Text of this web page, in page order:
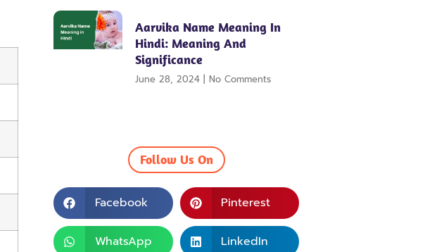
Aarvika Name Meaning In
Hindi: Meaning And
Significance
June 28, 2024 No Comments
Follow Us On
Facebook Pinterest
WhatsApp LinkedIn